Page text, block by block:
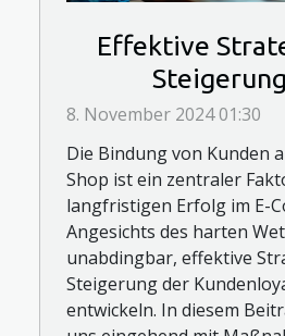
Effektive
Kundenloyalität
8. November 2024 01:30
Die Bindung von Kunden
Shop ist ein zentraler
langfristigen Erfolg im E-
Angesichts des harten
unabdingbar, effektive
Steigerung der
entwickeln. In diesem